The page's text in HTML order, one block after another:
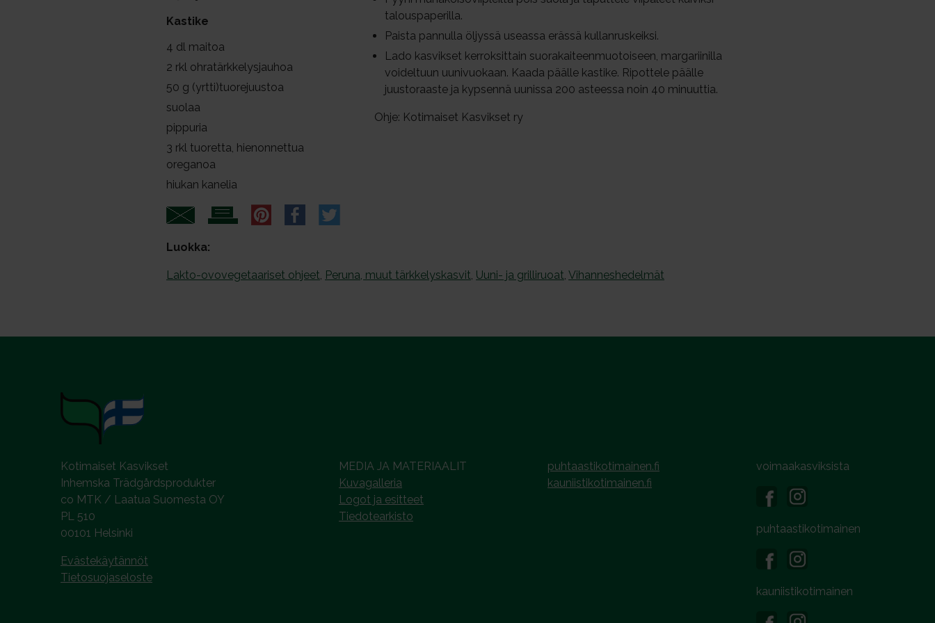
Kastike
4 dl maitoa
2 rkl ohratärkkelysjauhoa
50 g (yrtti)tuorejuustoa
suolaa
pippuria
3 rkl tuoretta, hienonnettua
oreganoa
hiukan kanelia
talouspaperilla.
Paista pannulla öljyssä useassa erässä kullanruskeiksi.
Lado kasvikset kerroksittain suorakaiteenmuotoiseen, margariinilla
voideltuun uunivuokaan. Kaada päälle kastike. Ripottele päälle
juustoraaste ja kypsennä uunissa 200 asteessa noin 40 minuuttia.
Ohje: Kotimaiset Kasvikset ry
Luokka:
Lakto-ovovegetaariset ohjeet, Peruna, muut tärkkelyskasvit, Uuni- ja grilliruoat, Vihanneshedelmät
Kotimaiset Kasvikset
Inhemska Trädgårdsprodukter
co MTK / Laatua Suomesta OY
PL 510
00101 Helsinki
Evästekäytännöt
Tietosuojaseloste
MEDIA JA MATERIAALIT
Kuvagalleria
Logot ja esitteet
Tiedotearkisto
puhtaastikotimainen.fi
kauniistikotimainen.fi
voimaakasviksista
puhtaastikotimainen
kauniistikotimainen